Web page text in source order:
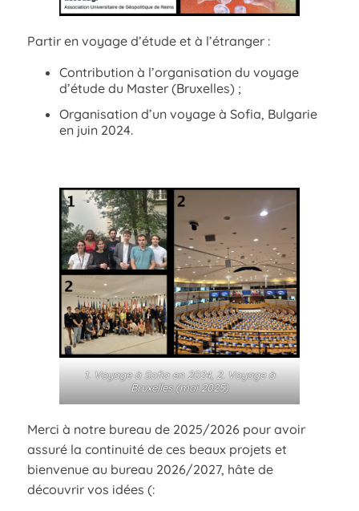
Partir en voyage d’étude et à l’étranger :
Contribution à l’organisation du voyage
d’étude du Master (Bruxelles) ;
Organisation d’un voyage à Sofia, Bulgarie
en juin 2024.
1. Voyage à Sofia en 2024, 2. Voyage à
Bruxelles (mai 2025)
Merci à notre bureau de 2025/2026 pour avoir
assuré la continuité de ces beaux projets et
bienvenue au bureau 2026/2027, hâte de
découvrir vos idées (: